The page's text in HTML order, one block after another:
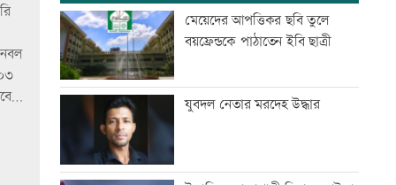
মেয়েদের আপত্তিকর ছবি তুলে
বয়ফ্রেন্ডকে পাঠাতেন ইবি ছাত্রী
যুবদল নেতার মরদেহ উদ্ধার